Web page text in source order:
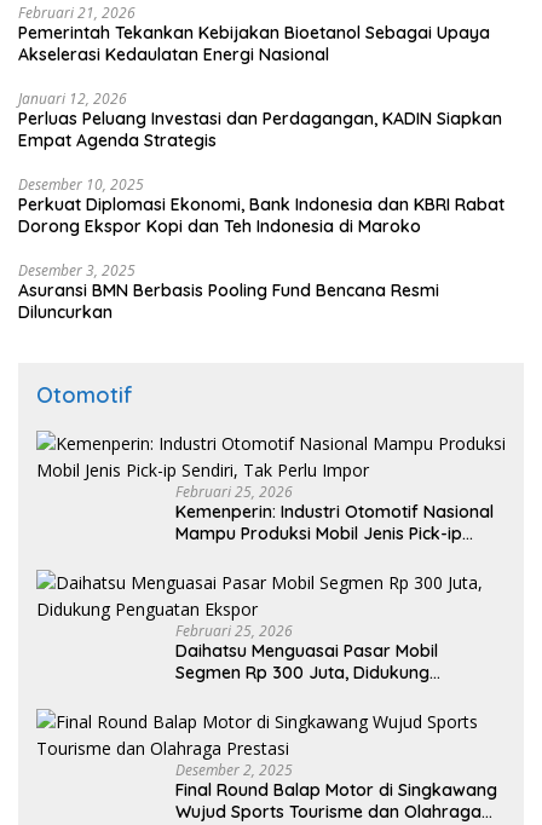
Februari 21, 2026
Pemerintah Tekankan Kebijakan Bioetanol Sebagai Upaya
Akselerasi Kedaulatan Energi Nasional
Januari 12, 2026
Perluas Peluang Investasi dan Perdagangan, KADIN Siapkan
Empat Agenda Strategis
Desember 10, 2025
Perkuat Diplomasi Ekonomi, Bank Indonesia dan KBRI Rabat
Dorong Ekspor Kopi dan Teh Indonesia di Maroko
Desember 3, 2025
Asuransi BMN Berbasis Pooling Fund Bencana Resmi
Diluncurkan
Otomotif
Februari 25, 2026
Kemenperin: Industri Otomotif Nasional
Mampu Produksi Mobil Jenis Pick-ip
Februari 25, 2026
Daihatsu Menguasai Pasar Mobil
Segmen Rp 300 Juta, Didukung
Desember 2, 2025
Final Round Balap Motor di Singkawang
Wujud Sports Tourisme dan Olahraga